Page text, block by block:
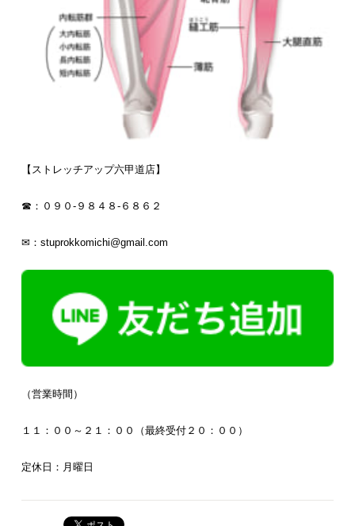
【ストレッチアップ六甲道店】
☎：０９０‐９８４８‐６８６２
✉：stuprokkomichi@gmail.com
（営業時間）
１１：００～２１：００（最終受付２０：００）
定休日：月曜日